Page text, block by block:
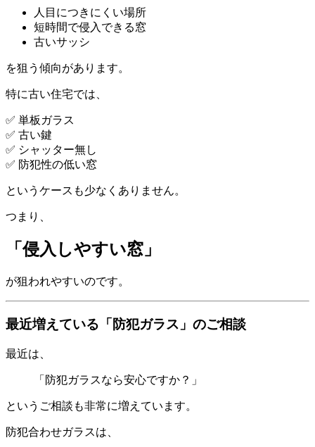
人目につきにくい場所
短時間で侵入できる窓
古いサッシ
を狙う傾向があります。
特に古い住宅では、
✅ 単板ガラス
✅ 古い鍵
✅ シャッター無し
✅ 防犯性の低い窓
というケースも少なくありません。
つまり、
「侵入しやすい窓」
が狙われやすいのです。
最近増えている「防犯ガラス」のご相談
最近は、
「防犯ガラスなら安心ですか？」
というご相談も非常に増えています。
防犯合わせガラスは、